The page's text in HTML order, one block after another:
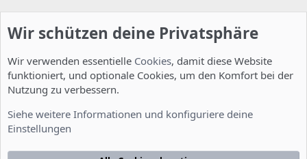
Nutzungsbedingungen Datenschutzerklärung
Wir schützen deine Privatsphäre
Wir verwenden essentielle Cookies, damit diese Website
funktioniert, und optionale Cookies, um den Komfort bei der
Nutzung zu verbessern.
Siehe weitere Informationen und konfiguriere deine
Einstellungen